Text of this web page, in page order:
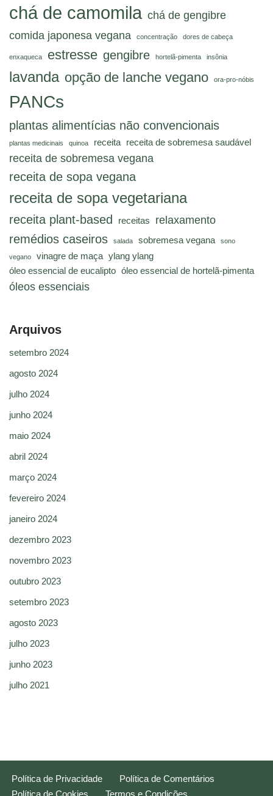
chá de camomila chá de gengibre
comida japonesa vegana
concentração dores de cabeça
enxaqueca estresse gengibre hortelã-pimenta insônia
lavanda opção de lanche vegano ora-pro-nóbis
PANCs
plantas alimentícias não convencionais
plantas medicinais quinoa receita receita de sobremesa saudável
receita de sobremesa vegana
receita de sopa vegana
receita de sopa vegetariana
receita plant-based receitas relaxamento
remédios caseiros salada sobremesa vegana sono
vegano vinagre de maça ylang ylang
óleo essencial de eucalipto óleo essencial de hortelã-pimenta
óleos essenciais
Arquivos
setembro 2024
agosto 2024
julho 2024
junho 2024
maio 2024
abril 2024
março 2024
fevereiro 2024
janeiro 2024
dezembro 2023
novembro 2023
outubro 2023
setembro 2023
agosto 2023
julho 2023
junho 2023
julho 2021
Política de Privacidade
Política de Comentários
Política de Cookies
Termos e Condições